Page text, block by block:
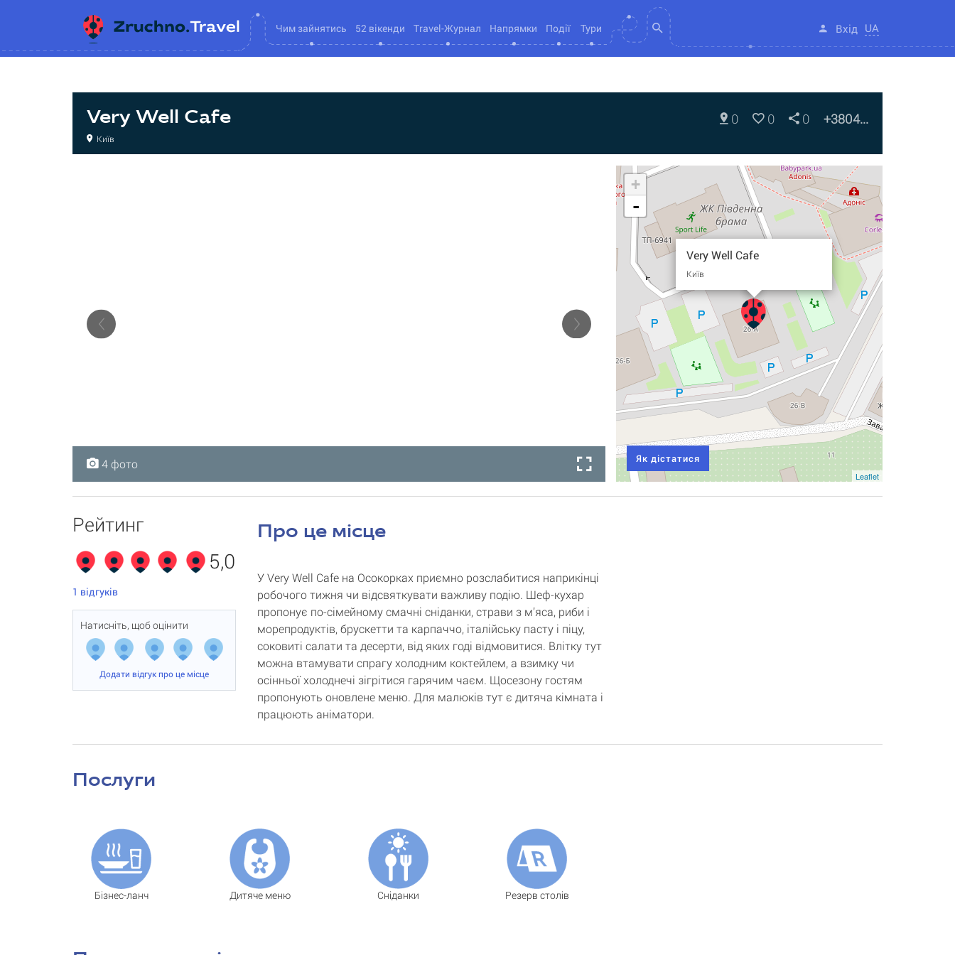
Чим зайнятись 52 вікенди Travel-Журнал Напрямки Події Тури Вхід UA
Very Well Cafe
Київ
0 0 0 +3804...
4 фото
4 фото
4 фото
4 фото
Very Well Cafe
Київ
+
-
Leaflet
Як дістатися
Рейтинг
5,0
1 відгуків
Натисніть, щоб оцінити
Додати відгук про це місце
Про це місце
У Very Well Cafe на Осокорках приємно розслабитися наприкінці
робочого тижня чи відсвяткувати важливу подію. Шеф-кухар
пропонує по-сімейному смачні сніданки, страви з м’яса, риби і
морепродуктів, брускетти та карпаччо, італійську пасту і піцу,
соковиті салати та десерти, від яких годі відмовитися. Влітку тут
можна втамувати спрагу холодним коктейлем, а взимку чи
осінньої холоднечі зігрітися гарячим чаєм. Щосезону гостям
пропонують оновлене меню. Для малюків тут є дитяча кімната і
працюють аніматори.
Послуги
Бізнес-ланч Дитяче меню Сніданки Резерв столів